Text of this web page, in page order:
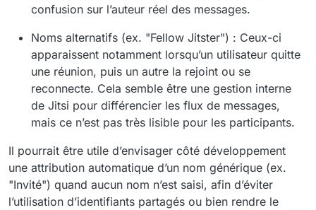
confusion sur l’auteur réel des messages.
Noms alternatifs (ex. "Fellow Jitster") : Ceux-ci
apparaissent notamment lorsqu’un utilisateur quitte
une réunion, puis un autre la rejoint ou se
reconnecte. Cela semble être une gestion interne
de Jitsi pour différencier les flux de messages,
mais ce n’est pas très lisible pour les participants.
Il pourrait être utile d’envisager côté développement
une attribution automatique d’un nom générique (ex.
"Invité") quand aucun nom n’est saisi, afin d’éviter
l’utilisation d’identifiants partagés ou bien rendre le